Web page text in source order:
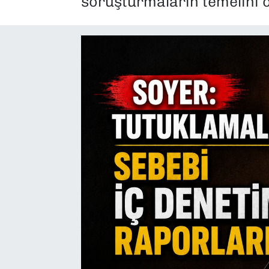
YEREL YÖNETİMLER